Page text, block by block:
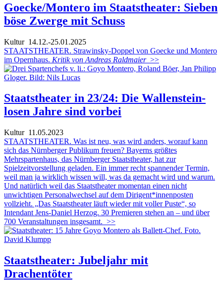
Goecke/Montero im Staatstheater: Sieben
böse Zwerge mit Schuss
Kultur14.12.-25.01.2025
STAATSTHEATER. Strawinsky-Doppel von Goecke und Montero
im Opernhaus. Kritik von Andreas Raldmaier>>
Staatstheater in 23/24: Die Wallenstein-
losen Jahre sind vorbei
Kultur11.05.2023
STAATSTHEATER. Was ist neu, was wird anders, worauf kann
sich das Nürnberger Publikum freuen? Bayerns größtes
Mehrspartenhaus, das Nürnberger Staatstheater, hat zur
Spielzeitvorstellung geladen. Ein immer recht spannender Termin,
weil man ja wirklich wissen will, was da gemacht wird und warum.
Und natürlich weil das Staatstheater momentan einen nicht
unwichtigen Personalwechsel auf dem Dirigent*innenposten
vollzieht. „Das Staatstheater läuft wieder mit voller Puste“, so
Intendant Jens-Daniel Herzog. 30 Premieren stehen an – und über
700 Veranstaltungen insgesamt. >>
Staatstheater: Jubeljahr mit
Drachentöter